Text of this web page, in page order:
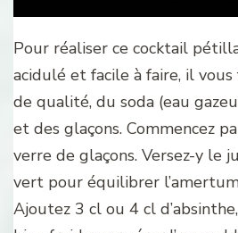
Pour réaliser ce cocktail
acidulé et facile à faire, il vous
de qualité, du soda (eau
et des glaçons. Commencez
verre de glaçons. Versez-y le
vert pour équilibrer
Ajoutez 3 cl ou 4 cl